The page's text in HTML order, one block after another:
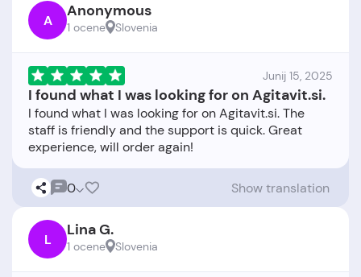
A Anonymous
1 ocene Slovenia
Junij 15, 2025
I found what I was looking for on Agitavit.si.
I found what I was looking for on Agitavit.si. The
staff is friendly and the support is quick. Great
0 Show translation
L Lina G.
1 ocene Slovenia